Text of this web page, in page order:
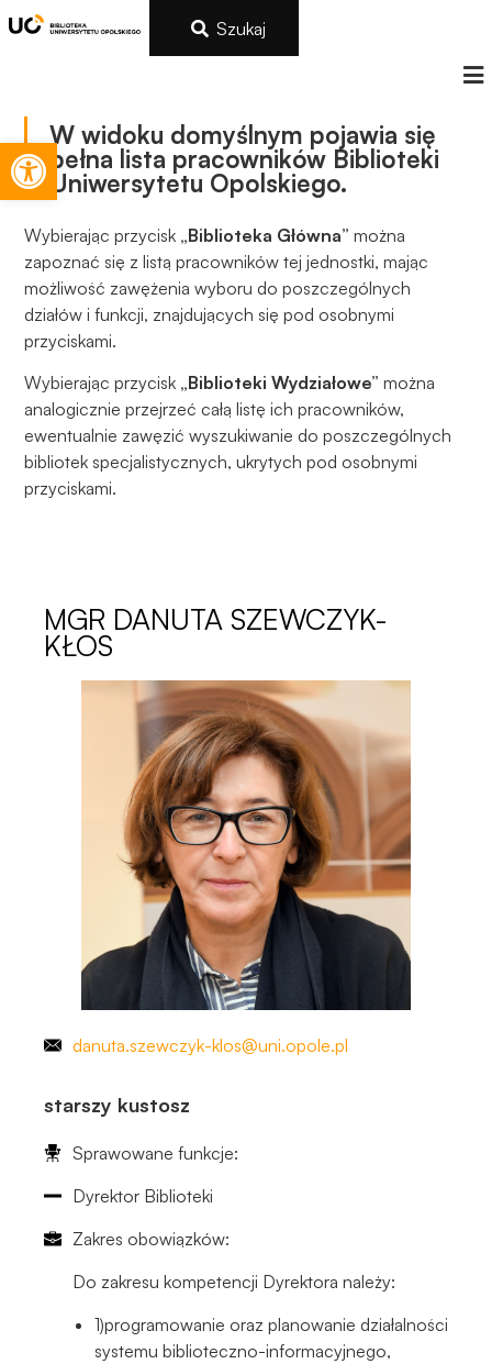
Otwórz pasek narzędzi
Szukaj
W widoku domyślnym pojawia się
pełna lista pracowników Biblioteki
Uniwersytetu Opolskiego.
Wybierając przycisk „Biblioteka Główna” można
zapoznać się z listą pracowników tej jednostki, mając
możliwość zawężenia wyboru do poszczególnych
działów i funkcji, znajdujących się pod osobnymi
przyciskami.
Wybierając przycisk „Biblioteki Wydziałowe” można
analogicznie przejrzeć całą listę ich pracowników,
ewentualnie zawęzić wyszukiwanie do poszczególnych
bibliotek specjalistycznych, ukrytych pod osobnymi
przyciskami.
MGR DANUTA SZEWCZYK-
KŁOS
danuta.szewczyk-klos@uni.opole.pl
starszy kustosz
Sprawowane funkcje:
Dyrektor Biblioteki
Zakres obowiązków:
Do zakresu kompetencji Dyrektora należy:
1)programowanie oraz planowanie działalności
systemu biblioteczno-informacyjnego,